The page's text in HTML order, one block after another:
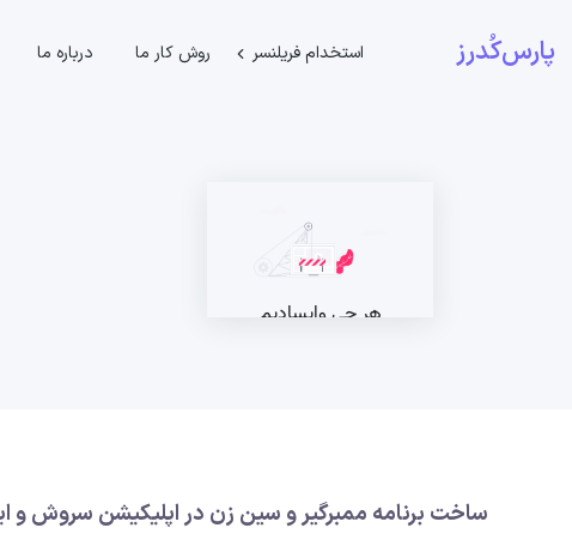
پارس‌کُدرز استخدام فریلنسر روش کار ما درباره ما
ساخت برنامه ممبرگیر و سین زن در اپلیکیشن سروش و